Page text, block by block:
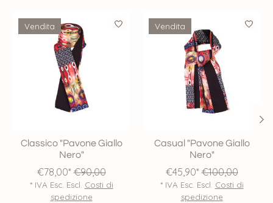
Product carousel items
Vendita
Classico "Pavone Giallo
Nero"
€78,00* €90,00
* IVA Esc. Escl. Costi di
spedizione
Vendita
Casual "Pavone Giallo
Nero"
€45,90* €100,00
* IVA Esc. Escl. Costi di
spedizione